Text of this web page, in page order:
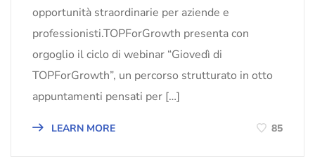
opportunità straordinarie per aziende e
professionisti.TOPForGrowth presenta con
orgoglio il ciclo di webinar “Giovedì di
TOPForGrowth”, un percorso strutturato in otto
appuntamenti pensati per […]
LEARN MORE 85